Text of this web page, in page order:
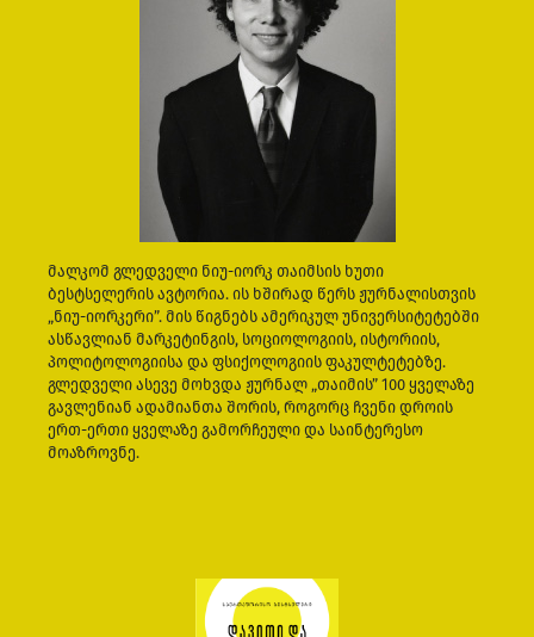
მალკომ გლედველი ნიუ-იორკ თაიმსის ხუთი
ბესტსელერის ავტორია. ის ხშირად წერს ჟურნალისთვის
„ნიუ-იორკერი”. მის წიგნებს ამერიკულ უნივერსიტეტებში
ასწავლიან მარკეტინგის, სოციოლოგიის, ისტორიის,
პოლიტოლოგიისა და ფსიქოლოგიის ფაკულტეტებზე.
გლედველი ასევე მოხვდა ჟურნალ „თაიმის” 100 ყველაზე
გავლენიან ადამიანთა შორის, როგორც ჩვენი დროის
ერთ-ერთი ყველაზე გამორჩეული და საინტერესო
მოაზროვნე.